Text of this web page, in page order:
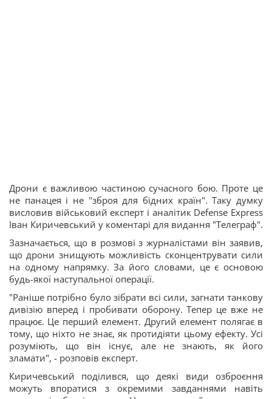
Дрони є важливою частиною сучасного бою. Проте це
не панацея і не "зброя для бідних країн". Таку думку
висловив військовий експерт і аналітик Defense Express
Іван Киричевський у коментарі для видання "Телеграф".
Зазначається, що в розмові з журналістами він заявив,
що дрони знищують можливість сконцентрувати сили
на одному напрямку. За його словами, це є основою
будь-якої наступальної операції.
"Раніше потрібно було зібрати всі сили, загнати танкову
дивізію вперед і пробивати оборону. Тепер це вже не
працює. Це перший елемент. Другий елемент полягає в
тому, що ніхто не знає, як протидіяти цьому ефекту. Усі
розуміють, що він існує, але не знають, як його
зламати", - розповів експерт.
Киричевський поділився, що деякі види озброєння
можуть впоратися з окремими завданнями навіть